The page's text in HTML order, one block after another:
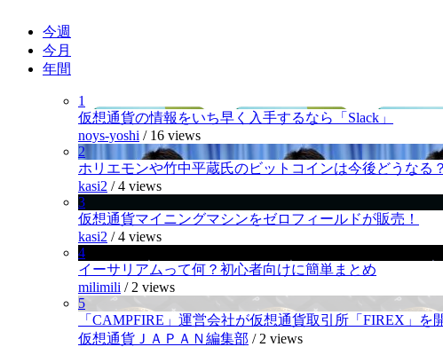
今週
今月
年間
1
仮想通貨の情報をいち早く入手するなら「Slack」
noys-yoshi / 16 views
2
ホリエモンや竹中平蔵氏のビットコインは今後どうなる？
kasi2 /4 views
3
仮想通貨マイニングマシンをゼロフィールドが販売！
kasi2 /4 views
4
イーサリアムって何？初心者向けに簡単まとめ
milimili / 2 views
5
「CAMPFIRE」運営会社が仮想通貨取引所「FIREX」を
仮想通貨ＪＡＰＡＮ編集部 / 2 views